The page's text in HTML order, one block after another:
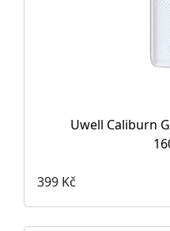
Uwell Caliburn
399 Kč